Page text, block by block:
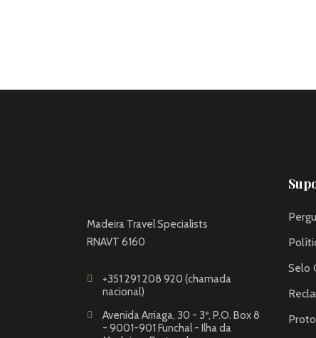
Madeira Travel Specialists
RNAVT 6160
+351 291 208 920 (chamada
nacional)
Avenida Arriaga, 30 - 3º, P.O. Box 8
- 9001-901 Funchal - Ilha da
Selo